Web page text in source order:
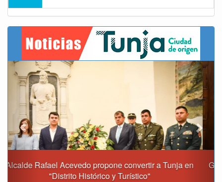
Gobernación y Alcaldía de Tunja revisan 120 proyectos
con inversiones superiores a $385.000 millones
Previous Next